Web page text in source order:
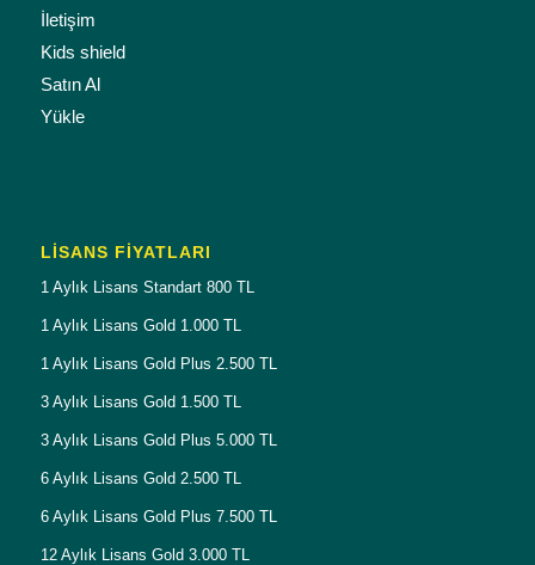
İletişim
Kids shield
Satın Al
Yükle
LISANS FIYATLARI
1 Aylık Lisans Standart 800 TL
1 Aylık Lisans Gold 1.000 TL
1 Aylık Lisans Gold Plus 2.500 TL
3 Aylık Lisans Gold 1.500 TL
3 Aylık Lisans Gold Plus 5.000 TL
6 Aylık Lisans Gold 2.500 TL
6 Aylık Lisans Gold Plus 7.500 TL
12 Aylık Lisans Gold 3.000 TL